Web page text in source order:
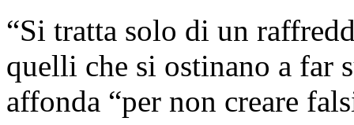
“Si tratta solo di un
quelli che si ostinano a far
affonda “per non creare